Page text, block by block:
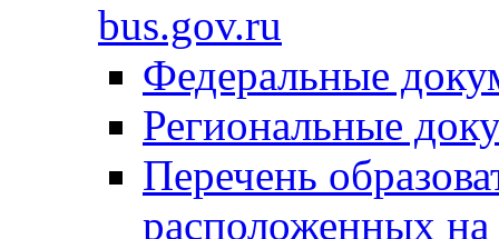
bus.gov.ru
Федеральные
Региональные
Перечень
расположенных на